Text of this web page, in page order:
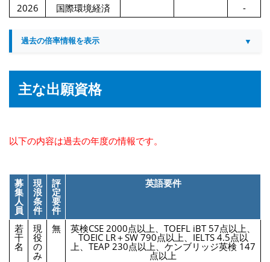
2026
国際環境経済 -
過去の倍率情報を表示
主な出願資格
以下の内容は過去の年度の情報です。
募
集
人
員
現
浪
条
件
評
定
要
件
英語要件
若
干
名
現
役
の
み
無 英検CSE 2000点以上、TOEFL iBT 57点以上、
TOEIC LR＋SW 790点以上、IELTS 4.5点以
上、TEAP 230点以上、ケンブリッジ英検 147
点以上